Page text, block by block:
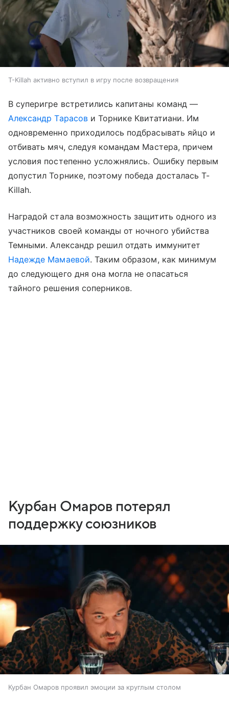
T-Killah активно вступил в игру после возвращения
В суперигре встретились капитаны команд —
Александр Тарасови Торнике Квитатиани. Им
одновременно приходилось подбрасывать яйцо и
отбивать мяч, следуя командам Мастера, причем
условия постепенно усложнялись. Ошибку первым
допустил Торнике, поэтому победа досталась T-
Killah.
Наградой стала возможность защитить одного из
участников своей команды от ночного убийства
Темными. Александр решил отдать иммунитет
Надежде Мамаевой. Таким образом, как минимум
до следующего дня она могла не опасаться
тайного решения соперников.
Курбан Омаров потерял
поддержку союзников
Курбан Омаров проявил эмоции за круглым столом